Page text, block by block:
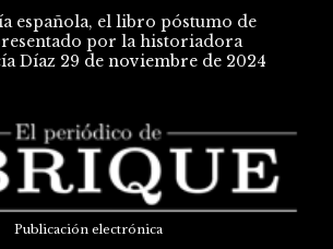
española, el libro póstumo de
por la historiadora
Díaz 29 de noviembre de 2024
Publicación electrónica